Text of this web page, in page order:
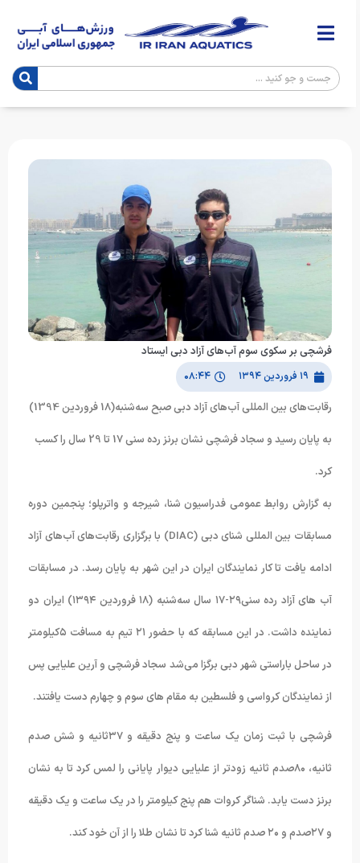
فرشچی بر سکوی سوم آب‌های آزاد دبی ایستاد
۱۹ فروردین ۱۳۹۴ ۰۸:۴۴
رقابت‌های بین المللی آب‌های آزاد دبی صبح سه‌شنبه(18 فروردین 1394)
به پایان رسید و سجاد فرشچی نشان برنز رده سنی 17 تا 29 سال را کسب
کرد.
به گزارش روابط عمومی فدراسیون شنا، شیرجه و واترپلو؛ پنجمین دوره
مسابقات بین المللی شنای دبی (DIAC) با برگزاری رقابت‌های آب‌های آزاد
ادامه یافت تا کار نمایندگان ایران در این شهر به پایان رسد. در مسابقات
آب های آزاد رده سنی۲۹-۱۷ سال سه‌شنبه (۱۸ فروردین ۱۳۹۴) ایران دو
نماینده داشت. در این مسابقه که با حضور ۲۱ تیم به مسافت ۵کیلومتر
در ساحل باراستی شهر دبی برگزا می‌شد سجاد فرشچی و آرین علیایی پس
از نمایندگان کرواسی و فلسطین به مقام های سوم و چهارم دست یافتند.
فرشچی با ثبت زمان یک ساعت و پنج دقیقه و ۳۷ثانیه و شش صدم
ثانیه، ۸۰صدم ثانیه زودتر از علیایی دیوار پایانی را لمس کرد تا به نشان
برنز دست یابد. شناگر کروات هم پنج کیلومتر را در یک ساعت و یک دقیقه
و ۲۷صدم و ۲۰ صدم ثانیه شنا کرد تا نشان طلا را از آن خود کند.